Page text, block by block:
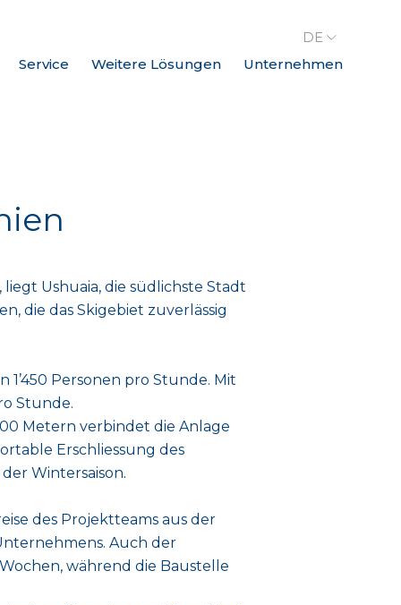
Service Weitere Lösungen Unternehmen
DE
Ushuaia, die südlichste Stadt
die das Skigebiet zuverlässig
Personen pro Stunde. Mit
Stunde.
Metern verbindet die Anlage
Erschliessung des
Wintersaison.
des Projektteams aus der
Auch der
während die Baustelle